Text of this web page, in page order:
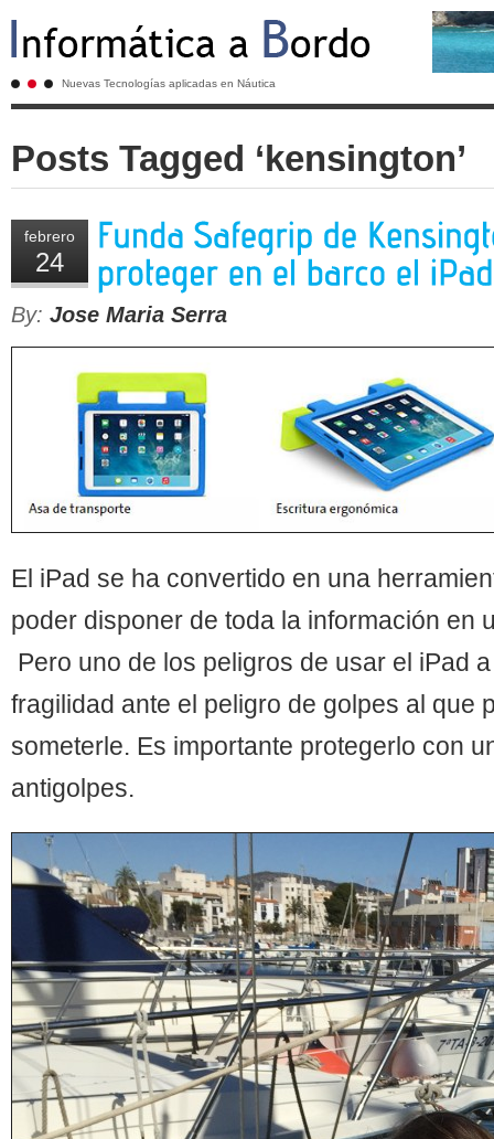
Nuevas Tecnologías aplicadas en Náutica
Posts Tagged ‘kensington’
febrero
24
By: Jose Maria Serra
El iPad se ha convertido en una
poder disponer de toda la información en
Pero uno de los peligros de usar el iPad
fragilidad ante el peligro de golpes al que
someterle. Es importante protegerlo con
antigolpes.